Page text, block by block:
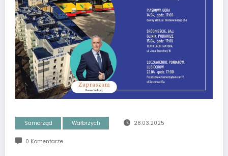
Samorząd Wałbrzych 28.03.2025
0 Komentarze